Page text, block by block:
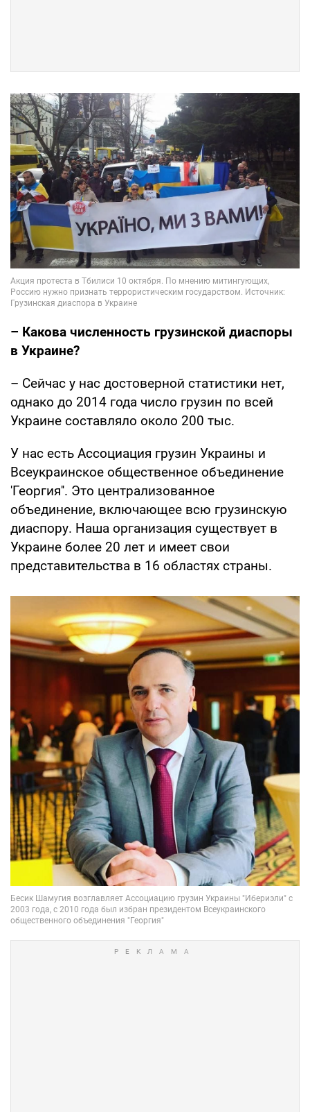
– Какова численность грузинской диаспоры
в Украине?
– Сейчас у нас достоверной статистики нет,
однако до 2014 года число грузин по всей
Украине составляло около 200 тыс.
У нас есть Ассоциация грузин Украины и
Всеукраинское общественное объединение
'Георгия''. Это централизованное
объединение, включающее всю грузинскую
диаспору. Наша организация существует в
Украине более 20 лет и имеет свои
представительства в 16 областях страны.